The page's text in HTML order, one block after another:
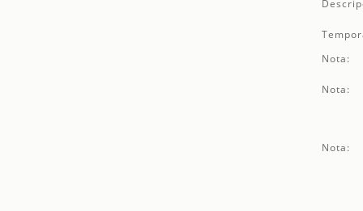
Nota:
Nota:
Nota: